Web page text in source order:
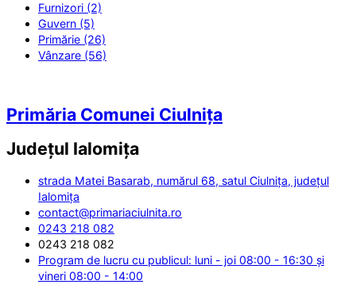
Furnizori (2)
Guvern (5)
Primărie (26)
Vânzare (56)
Primăria Comunei Ciulnița
Județul Ialomița
strada Matei Basarab, numărul 68, satul Ciulnița, județul
Ialomița
contact@primariaciulnita.ro
0243 218 082
0243 218 082
Program de lucru cu publicul: luni - joi 08:00 - 16:30 și
vineri 08:00 - 14:00